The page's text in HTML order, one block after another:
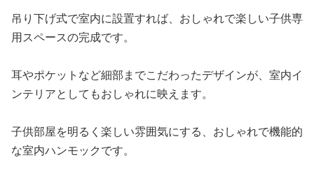
吊り下げ式で室内に設置すれば、おしゃれで楽しい子供専
用スペースの完成です。
耳やポケットなど細部までこだわったデザインが、室内イ
ンテリアとしてもおしゃれに映えます。
子供部屋を明るく楽しい雰囲気にする、おしゃれで機能的
な室内ハンモックです。